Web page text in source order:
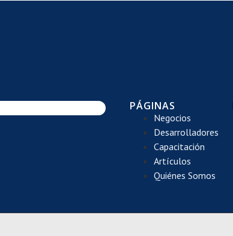
PÁGINAS
Negocios
Desarrolladores
Capacitación
Artículos
Quiénes Somos